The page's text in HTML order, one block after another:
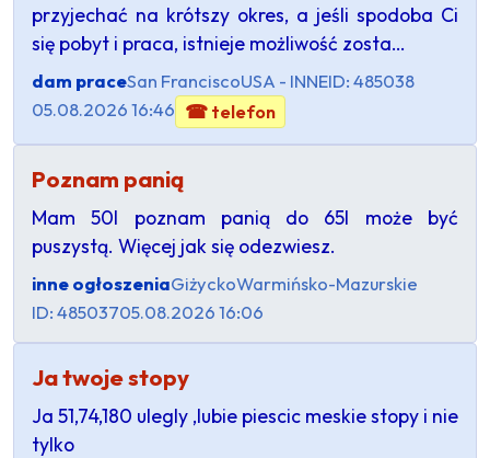
przyjechać na krótszy okres, a jeśli spodoba Ci
się pobyt i praca, istnieje możliwość zosta…
dam praceSan FranciscoUSA - INNEID: 485038
05.08.2026 16:46 ☎ telefon
Poznam panią
Mam 50l poznam panią do 65l może być
puszystą. Więcej jak się odezwiesz.
inne ogłoszeniaGiżyckoWarmińsko-Mazurskie
ID: 48503705.08.2026 16:06
Ja twoje stopy
Ja 51,74,180 ulegly ,lubie piescic meskie stopy i nie
tylko